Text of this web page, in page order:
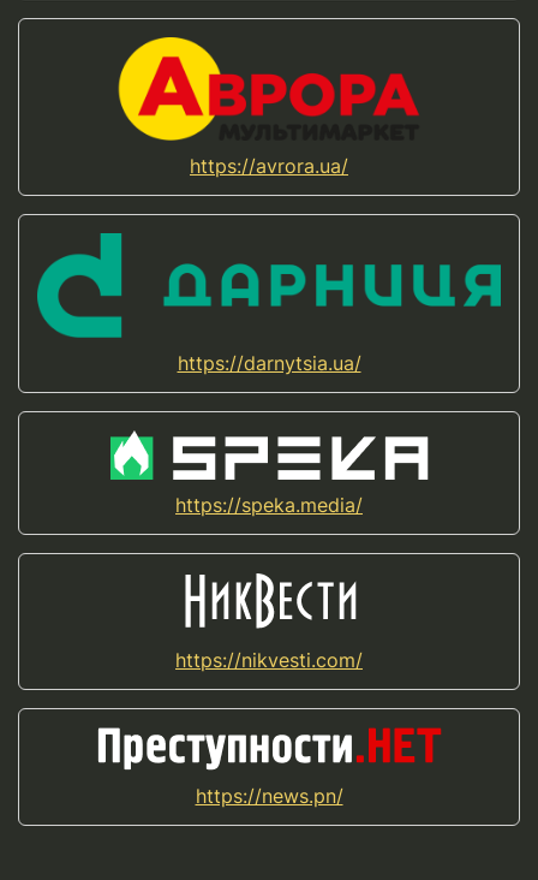
https://avrora.ua/
https://darnytsia.ua/
https://speka.media/
https://nikvesti.com/
https://news.pn/